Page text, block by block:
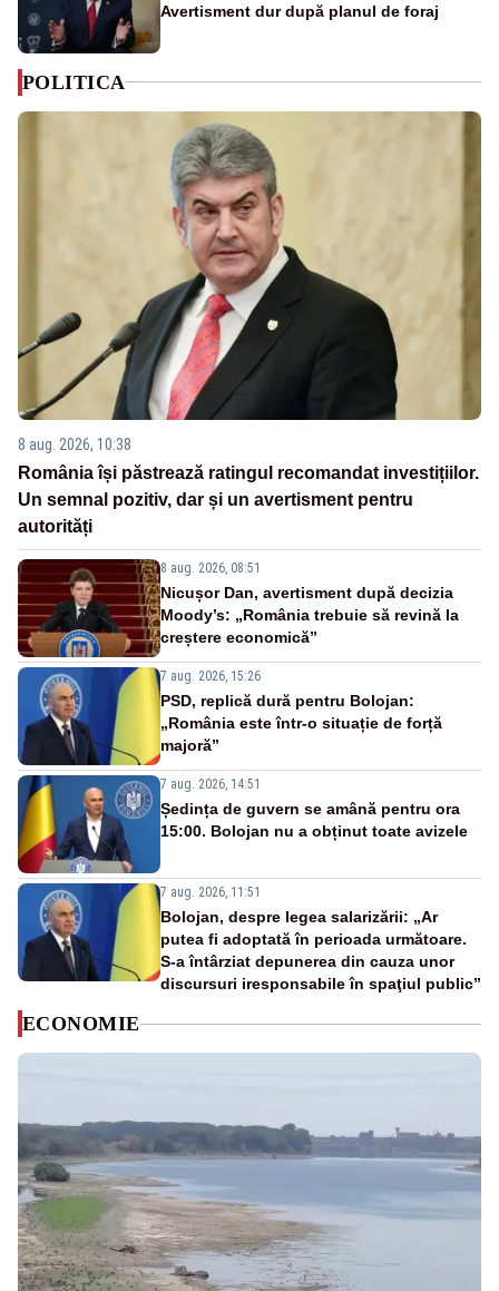
Avertisment dur după planul de foraj
POLITICA
8 aug. 2026, 10:38
România își păstrează ratingul recomandat investițiilor.
Un semnal pozitiv, dar și un avertisment pentru
autorități
8 aug. 2026, 08:51
Nicușor Dan, avertisment după decizia
Moody’s: „România trebuie să revină la
creștere economică”
7 aug. 2026, 15:26
PSD, replică dură pentru Bolojan:
„România este într-o situație de forță
majoră”
7 aug. 2026, 14:51
Ședința de guvern se amână pentru ora
15:00. Bolojan nu a obținut toate avizele
7 aug. 2026, 11:51
Bolojan, despre legea salarizării: „Ar
putea fi adoptată în perioada următoare.
S-a întârziat depunerea din cauza unor
discursuri iresponsabile în spaţiul public”
ECONOMIE